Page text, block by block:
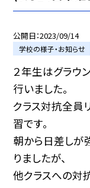
公開日 2023/09/14
学校の様子・お知らせ
２年生はグラウ
行いました。
クラス対抗全員
習です。
朝から日差しが
りましたが、
他クラスへの対